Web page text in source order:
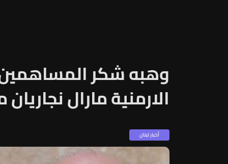
وهبه شكر المساهمين
الارمنية مارال
أخبار لبنان